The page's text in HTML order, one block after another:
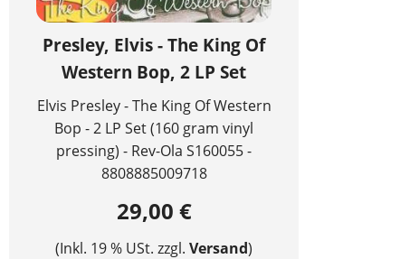
Presley, Elvis - The King Of
Western Bop, 2 LP Set
Elvis Presley - The King Of Western
Bop - 2 LP Set (160 gram vinyl
pressing) - Rev-Ola S160055 -
8808885009718
29,00 €
(Inkl. 19 % USt. zzgl. Versand)